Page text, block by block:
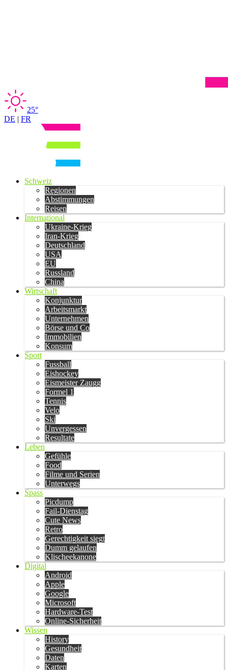
25°
DE | FR
Schweiz
Regionen
Abstimmungen
Reisen
International
Ukraine-Krieg
Iran-Krieg
Deutschland
USA
EU
Russland
China
Wirtschaft
Konjunktur
Arbeitsmarkt
Unternehmen
Börse und Co
Immobilien
Konsum
Sport
Fussball
Eishockey
Eismeister Zaugg
Formel 1
Tennis
Velo
Ski
Unvergessen
Resultate
Leben
Gefühle
Food
Filme und Serien
Unterwegs
Spass
Picdump
Fail-Dienstag
Cute News
Retro
Gerechtigkeit siegt
Dumm gelaufen
Klischeekanone
Digital
Android
Apple
Google
Microsoft
Hardware-Test
Online-Sicherheit
Wissen
History
Gesundheit
Daten
Karten